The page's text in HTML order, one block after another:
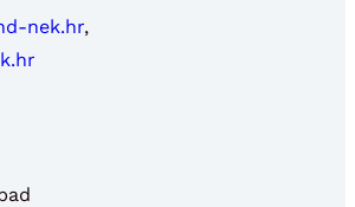
nek.hr,